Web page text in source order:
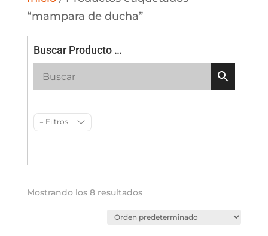
“mampara de ducha”
Buscar Producto …
= Filtros
Mostrando los 8 resultados